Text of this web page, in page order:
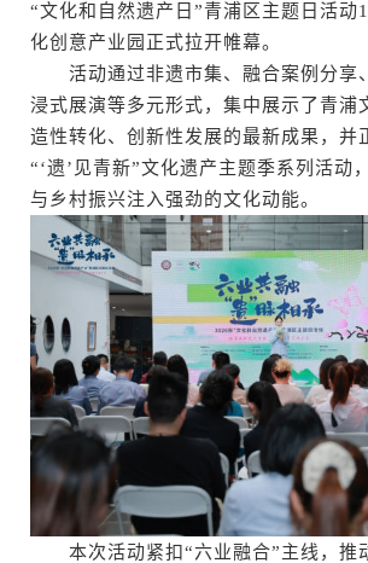
“文化和自然遗产日”青浦区主题日活动
化创意产业园正式拉开帷幕。
活动通过非遗市集、融合案例分享
浸式展演等多元形式，集中展示了青浦
造性转化、创新性发展的最新成果，并
“‘遗’见青新”文化遗产主题季系列活动
与乡村振兴注入强劲的文化动能。
本次活动紧扣“六业融合”主线，推